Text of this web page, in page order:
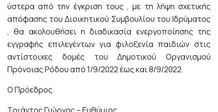
ύστερα από την έγκριση τους , με τη λήψη σχετικής
απόφασης του Διοικητικού Συμβουλίου του Ιδρύματος
, θα ακολουθήσει η διαδικασία ενεργοποίησης της
εγγραφής επιλεγέντων για φιλοξενία παιδιών στις
αντίστοιχες δομές του Δημοτικού Οργανισμού
Πρόνοιας Ρόδου από 1/9/2022 έως και 8/9/2022.
Ο Πρόεδρος